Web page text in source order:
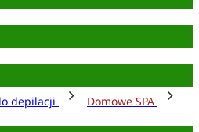
depilacji
Domowe SPA